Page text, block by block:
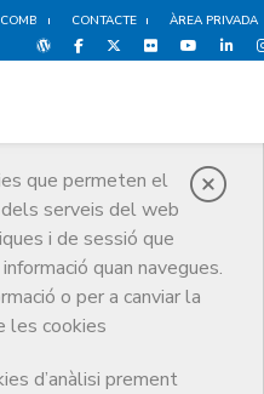
CONTACTE ÀREA PRIVADA
que permeten el
serveis del web
i de sessió que
quan navegues.
o per a canviar la
les cookies
d’anàlisi prement
Disponible el vídeo de la